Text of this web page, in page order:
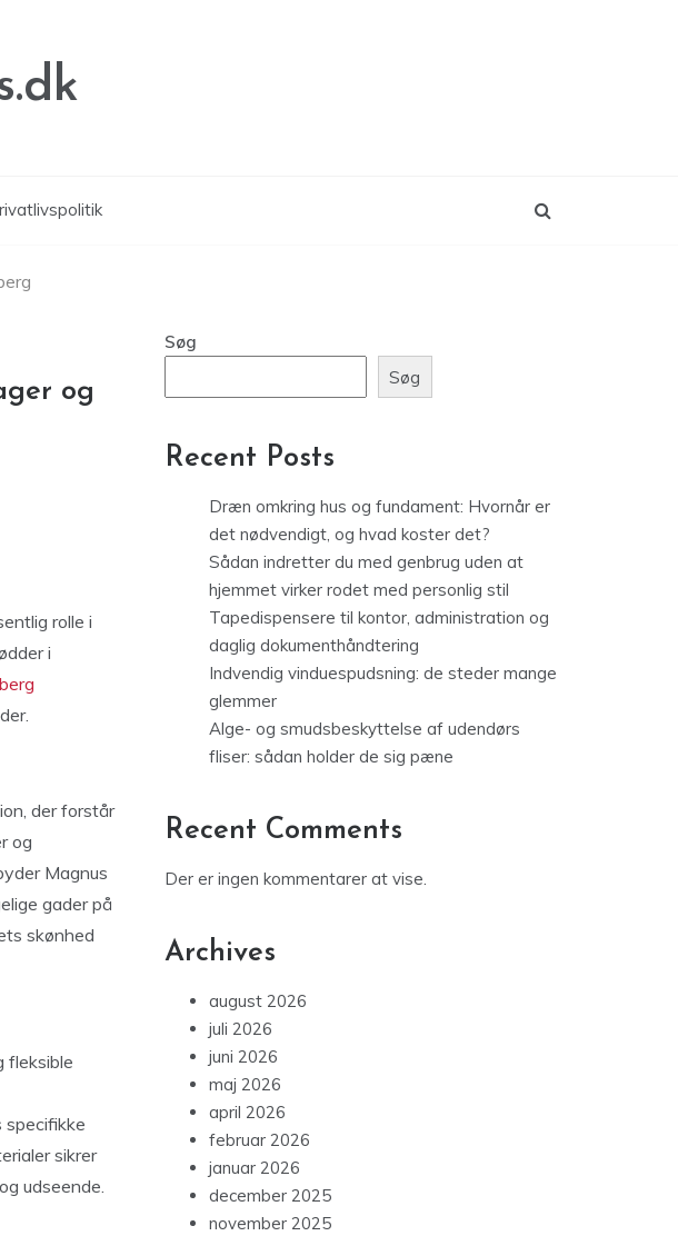
og
rolle i
i
der forstår
og
Magnus
gader på
skønhed
fleksible
specifikke
sikrer
udseende.
Søg
Søg
Recent Posts
Dræn omkring hus og fundament: Hvornår er
det nødvendigt, og hvad koster det?
Sådan indretter du med genbrug uden at
hjemmet virker rodet med personlig stil
Tapedispensere til kontor, administration og
daglig dokumenthåndtering
Indvendig vinduespudsning: de steder mange
glemmer
Alge- og smudsbeskyttelse af udendørs
fliser: sådan holder de sig pæne
Recent Comments
Der er ingen kommentarer at vise.
Archives
august 2026
juli 2026
juni 2026
maj 2026
april 2026
februar 2026
januar 2026
december 2025
november 2025